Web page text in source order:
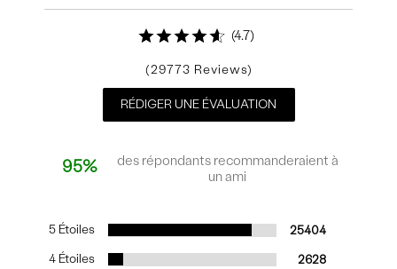
4.7
29773
RÉDIGER UNE ÉVALUATION
95%
des répondants recommanderaient à
un ami
5 Étoiles 25404
4 Étoiles 2628